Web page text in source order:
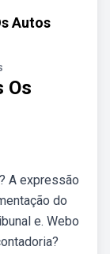
Autos
Os
A expressão
do
e. Webo